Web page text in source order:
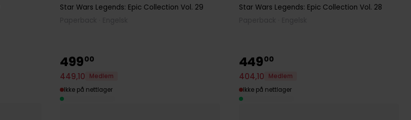
Star Wars Legends: Epic Collection Vol. 29
Star Wars Legends: Epic Collection Vol. 28
49900
449,10
Medlem
Ikke på nettlager
44900
404,10
Medlem
Ikke på nettlager